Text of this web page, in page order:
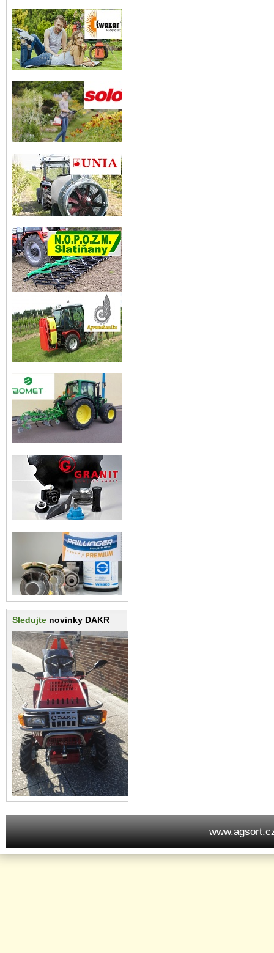
Sledujte novinky DAKR